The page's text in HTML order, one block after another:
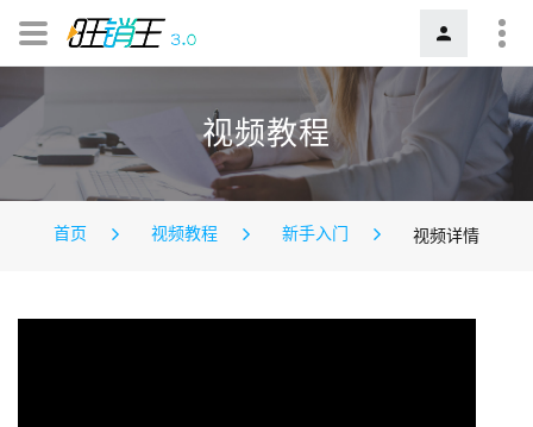
视频教程
首页 视频教程 新手入门 视频详情